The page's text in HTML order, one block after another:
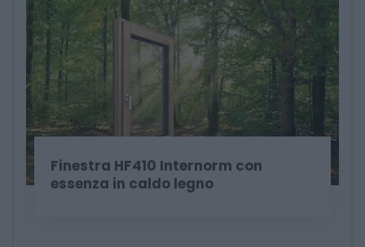
Finestra HF410 Internorm con
essenza in caldo legno